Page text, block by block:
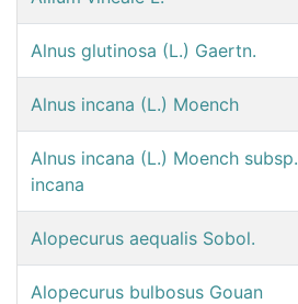
Alnus glutinosa (L.) Gaertn.
Alnus incana (L.) Moench
Alnus incana (L.) Moench subsp.
incana
Alopecurus aequalis Sobol.
Alopecurus bulbosus Gouan